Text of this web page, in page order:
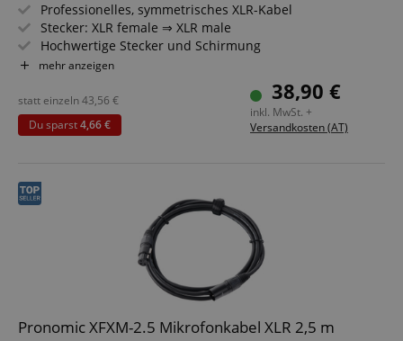
Professionelles, symmetrisches XLR-Kabel
Stecker: XLR female ⇒ XLR male
Hochwertige Stecker und Schirmung
Länge: 10m
Inkl. Kabelklette
4 Stück im Set
mehr anzeigen
38,90 €
inkl. MwSt. +
Versandkosten (AT)
statt einzeln43,56 €
Du sparst4,66 €
Pronomic XFXM-2.5 Mikrofonkabel XLR 2,5 m